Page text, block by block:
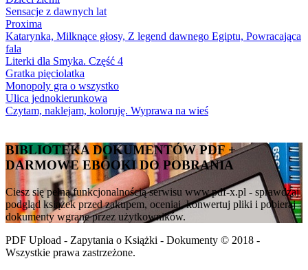
Sensacje z dawnych lat
Proxima
Katarynka, Milknące głosy, Z legend dawnego Egiptu, Powracająca
fala
Literki dla Smyka. Część 4
Gratka pięciolatka
Monopoly gra o wszystko
Ulica jednokierunkowa
Czytam, naklejam, koloruję. Wyprawa na wieś
BIBLIOTEKA DOKUMENTÓW PDF +
DARMOWE EBOOKI DO POBRANIA
Ciesz się pełną funkcjonalnością serwisu www.pdf-x.pl - sprawdzaj
podgląd książek przed zakupem, oceniaj, konwertuj pliki i pobieraj
dokumenty wgrane przez użytkowników.
PDF Upload - Zapytania o Książki - Dokumenty © 2018 -
Wszystkie prawa zastrzeżone.